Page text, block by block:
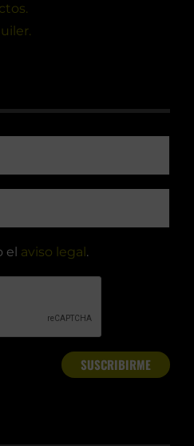
el aviso legal .